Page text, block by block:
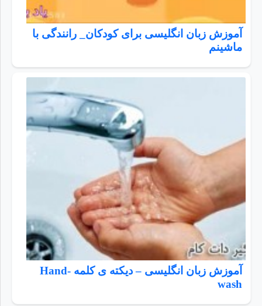
آموزش زبان انگلیسی برای کودکان_ رانندگی با
ماشینم
آموزش زبان انگلیسی – دیکته ی کلمه Hand-
wash